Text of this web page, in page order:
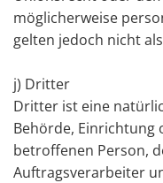
möglicherweise
gelten jedoch nicht
j) Dritter
Dritter ist eine
Behörde, Einrichtung
betroffenen Person,
Auftragsverarbeiter